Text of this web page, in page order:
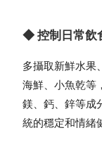
◆ 控制日常飲
多攝取新鮮水果
海鮮、小魚乾等
鎂、鈣、鋅等成
統的穩定和情緒